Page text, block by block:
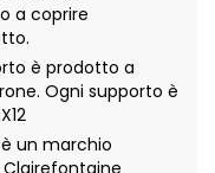
a coprire
è prodotto a
Ogni supporto è
è un marchio